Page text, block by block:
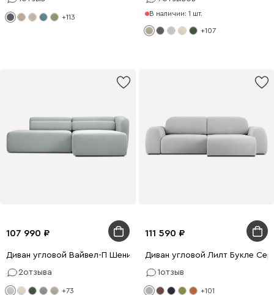
+113 В наличии: 1 шт.
+107
107 990
Диван угловой Вайвел-П Шенилл Светло-серый
2отзыва
+73
111 590
Диван угловой Лилт Букле
1отзыв
+101